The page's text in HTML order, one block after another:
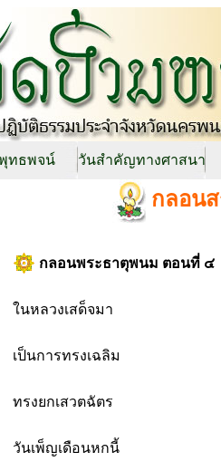
ทธพจน์ วันสำคัญทางศาสนา
กลอน
กลอนพระธาตุพนม ตอนที่ ๔
ในหลวงเสด็จมา
เป็นการทรงเฉลิม
ทรงยกเสวตฉัตร
วันเพ็ญเดือนหกนี้